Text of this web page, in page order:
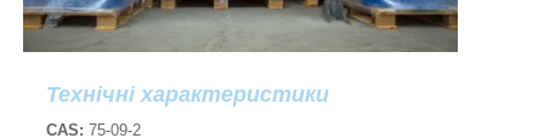
Технічні характеристики
CAS: 75-09-2